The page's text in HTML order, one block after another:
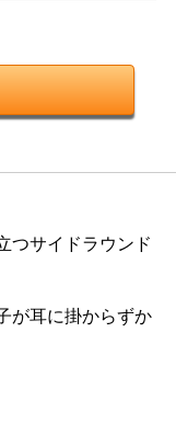
つサイドラウンド
が耳に掛からずか